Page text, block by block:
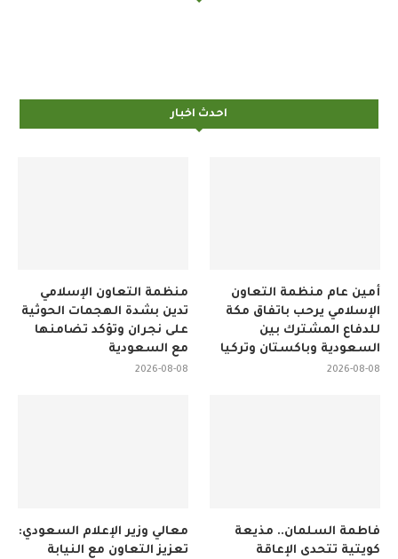
احدث اخبار
منظمة التعاون الإسلامي
تدين بشدة الهجمات الحوثية
على نجران وتؤكد تضامنها
مع السعودية
2026-08-08
أمين عام منظمة التعاون
الإسلامي يرحب باتفاق مكة
للدفاع المشترك بين
السعودية وباكستان وتركيا
2026-08-08
معالي وزير الإعلام السعودي:
تعزيز التعاون مع النيابة
فاطمة السلمان.. مذيعة
كويتية تتحدى الإعاقة